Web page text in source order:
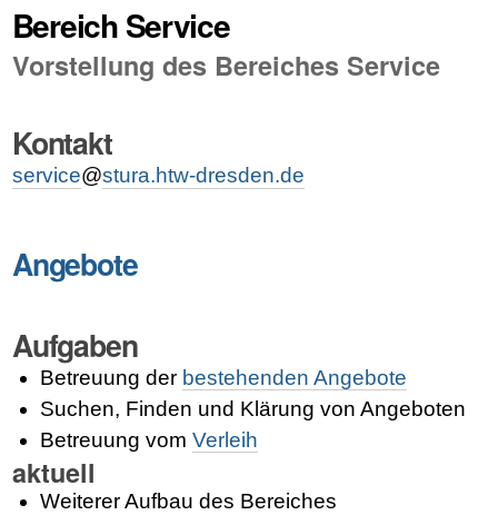
Bereich Service
Vorstellung des Bereiches Service
Kontakt
service@stura.htw-dresden.de
Angebote
Aufgaben
Betreuung der bestehenden Angebote
Suchen, Finden und Klärung von Angeboten
Betreuung vomVerleih
aktuell
Weiterer Aufbau des Bereiches